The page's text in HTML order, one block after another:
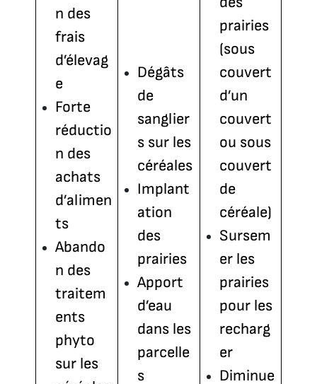
n des
frais
d’élevag
e
Forte
réductio
n des
achats
d’alimen
ts
Abando
n des
traitem
ents
phyto
sur les
Dégâts
de
sanglier
s sur les
céréales
Implant
ation
des
prairies
Apport
d’eau
dans les
parcelle
s
prairies
(sous
couvert
d’un
couvert
ou sous
couvert
de
céréale)
Sursem
er les
prairies
pour les
recharg
er
Diminue